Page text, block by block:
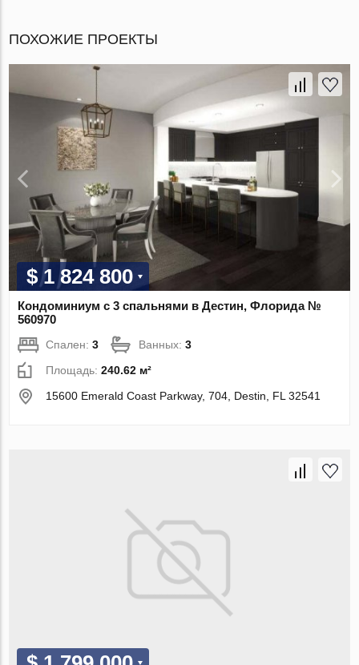
ПОХОЖИЕ ПРОЕКТЫ
$ 1 824 800
Кондоминиум с 3 спальнями в Дестин, Флорида №
560970
Спален:3 Ванных:3
Площадь:240.62 м²
15600 Emerald Coast Parkway, 704, Destin, FL 32541